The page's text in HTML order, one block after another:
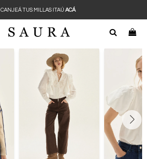
CANJEÁ TUS MILLAS ITAÚ ACÁ